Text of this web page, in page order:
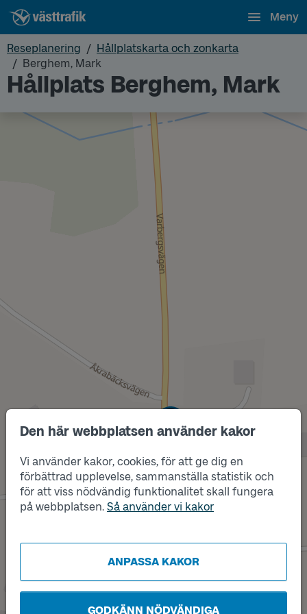
Den här webbplatsen använder kakor
Vi använder kakor, cookies, för att ge dig en
förbättrad upplevelse, sammanställa statistik och
för att viss nödvändig funktionalitet skall fungera
på webbplatsen. Så använder vi kakor
ANPASSA KAKOR
GODKÄNN NÖDVÄNDIGA
Meny
Reseplanering
Hållplatskarta och zonkarta
Berghem, Mark
Hållplats Berghem, Mark
Läge